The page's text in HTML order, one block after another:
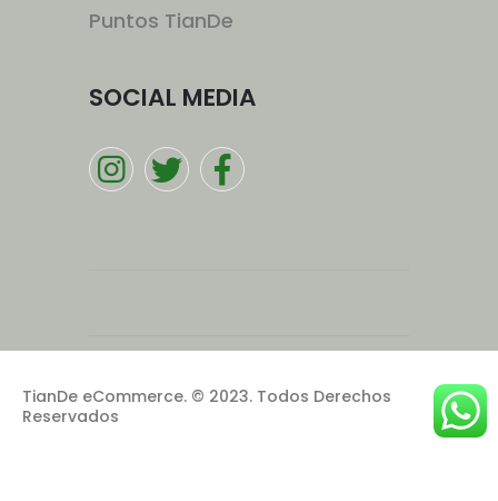
Puntos TianDe
SOCIAL MEDIA
TianDe eCommerce. © 2023. Todos Derechos
Reservados